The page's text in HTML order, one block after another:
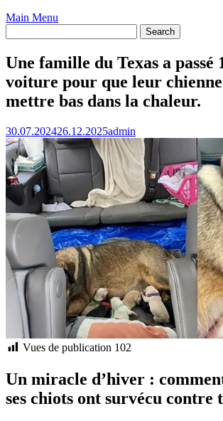
Main Menu
Une famille du Texas a passé
voiture pour que leur chienne
mettre bas dans la chaleur.
30.07.202426.12.2025admin
Vues de publication 102
Un miracle d’hiver :
ses chiots ont survécu contre